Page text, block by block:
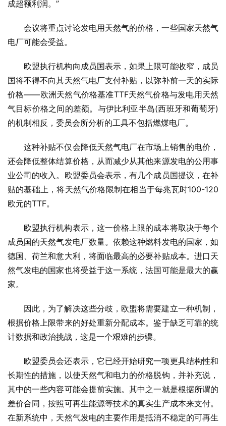
成超额利润。”
会议将重点讨论发电用天然气的价格，一些国家天然气
电厂可能会受益。
欧盟执行机构向成员国表示，如果上限可能收窄，成员
国将不得不向其天然气电厂支付补贴，以弥补前一天的实际
价格——欧洲天然气价格基准TTF天然气价格与发电用天然
气目标价格之间的差额。与伊比利亚半岛(西班牙和葡萄牙)
的机制相反，委员会所分析的工具不包括燃煤电厂。
这种补贴不仅会降低天然气电厂在市场上销售的电价，
还会降低整体结算价格，从而减少从其他来源发电的公用事
业公司的收入。欧盟委员会表示，有几个成员国提议，在补
贴的基础上，将天然气价格限制在相当于每兆瓦时100-120
欧元的TTF。
欧盟执行机构表示，这一价格上限的成本将取决于每个
成员国的天然气发电厂数量。依赖这种燃料发电的国家，如
德国、荷兰和意大利，将面临最高的必要补贴成本。进口天
然气发电的国家也将受益于这一系统，法国可能是最大的赢
家。
因此，为了解决这些分歧，欧盟将需要建立一种机制，
根据价格上限带来的好处重新分配成本。鉴于缺乏可靠的统
计数据和政治挑战，这是一个艰难的步骤。
欧盟委员会还表示，它已经开始研究一项更具结构性和
长期性的措施，以使天然气和电力的价格脱钩，并补充说，
其中的一些内容可能会提前实施。其中之一就是根据所谓的
差价合同，按照可再生能源等技术的真实生产成本来支付。
在新系统中，天然气发电的主要作用是抵消不稳定的可再生